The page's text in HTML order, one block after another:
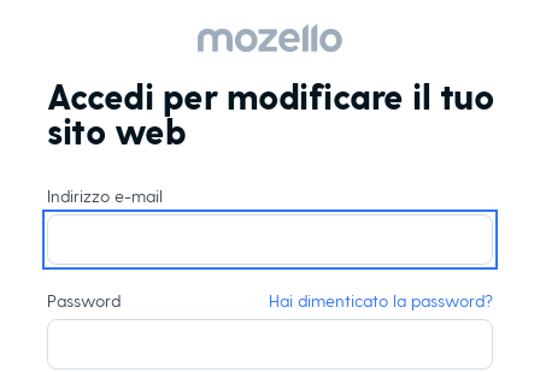
Accedi per modificare il tuo
sito web
Indirizzo e-mail
Password Hai dimenticato la password?